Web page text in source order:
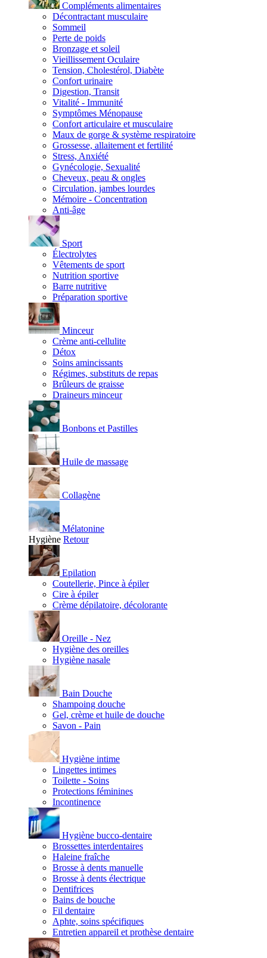
Compléments alimentaires
Décontractant musculaire
Sommeil
Perte de poids
Bronzage et soleil
Vieillissement Oculaire
Tension, Cholestérol, Diabète
Confort urinaire
Digestion, Transit
Vitalité - Immunité
Symptômes Ménopause
Confort articulaire et musculaire
Maux de gorge & système respiratoire
Grossesse, allaitement et fertilité
Stress, Anxiété
Gynécologie, Sexualité
Cheveux, peau & ongles
Circulation, jambes lourdes
Mémoire - Concentration
Anti-âge
Sport
Électrolytes
Vêtements de sport
Nutrition sportive
Barre nutritive
Préparation sportive
Minceur
Crème anti-cellulite
Détox
Soins amincissants
Régimes, substituts de repas
Brûleurs de graisse
Draineurs minceur
Bonbons et Pastilles
Huile de massage
Collagène
Mélatonine
Hygiène Retour
Epilation
Coutellerie, Pince à épiler
Cire à épiler
Crème dépilatoire, décolorante
Oreille - Nez
Hygiène des oreilles
Hygiène nasale
Bain Douche
Shampoing douche
Gel, crème et huile de douche
Savon - Pain
Hygiène intime
Lingettes intimes
Toilette - Soins
Protections féminines
Incontinence
Hygiène bucco-dentaire
Brossettes interdentaires
Haleine fraîche
Brosse à dents manuelle
Brosse à dents électrique
Dentifrices
Bains de bouche
Fil dentaire
Aphte, soins spécifiques
Entretien appareil et prothèse dentaire